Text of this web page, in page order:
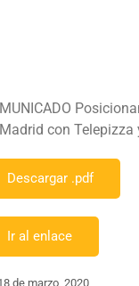
con Telepizza
Descargar .pdf
Ir al enlace
de marzo, 2020